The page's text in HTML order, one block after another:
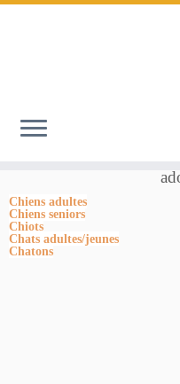
Accueil
Chiens adultes
Chiens seniors
Chiots
Chats adultes/jeunes
Chatons